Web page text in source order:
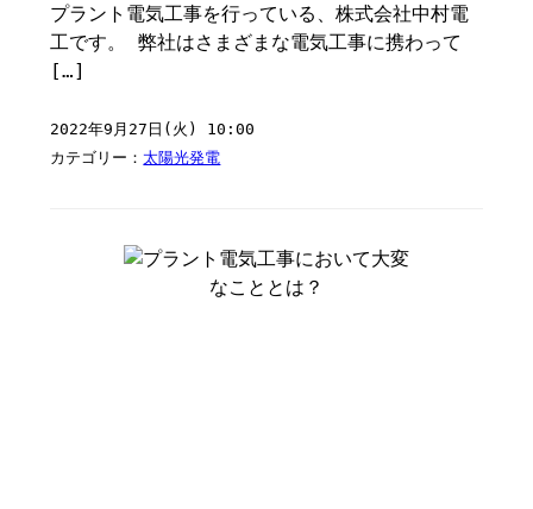
プラント電気工事を行っている、株式会社中村電
工です。 弊社はさまざまな電気工事に携わって
[…]
2022年9月27日(火) 10:00
カテゴリー：太陽光発電